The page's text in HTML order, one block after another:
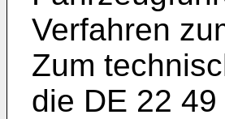
Verfahren
Zum
die DE 22